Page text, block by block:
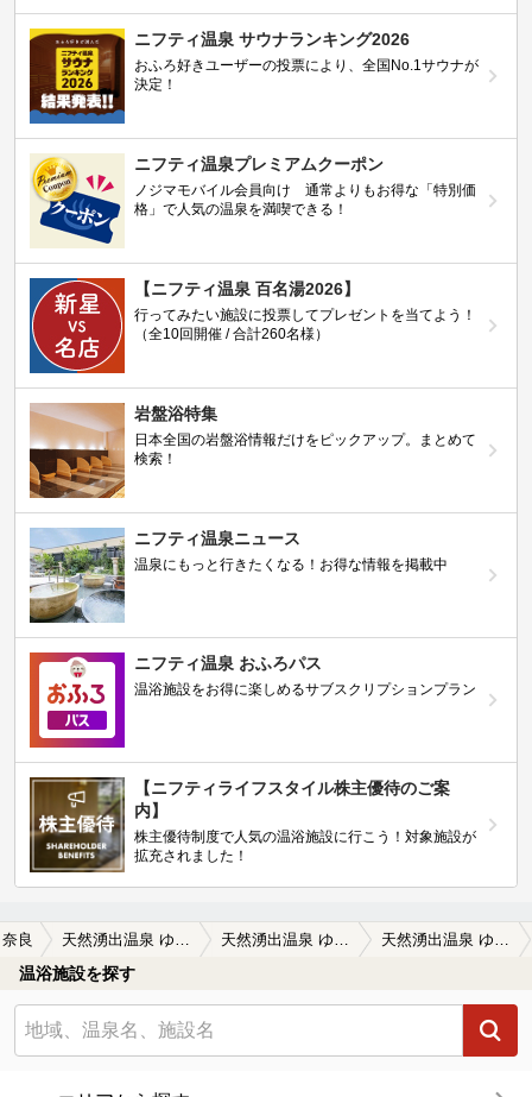
ニフティ温泉 サウナランキング2026
おふろ好きユーザーの投票により、全国No.1サウナが
決定！
ニフティ温泉プレミアムクーポン
ノジマモバイル会員向け 通常よりもお得な「特別価
格」で人気の温泉を満喫できる！
【ニフティ温泉 百名湯2026】
行ってみたい施設に投票してプレゼントを当てよう！
（全10回開催 / 合計260名様）
岩盤浴特集
日本全国の岩盤浴情報だけをピックアップ。まとめて
検索！
ニフティ温泉ニュース
温泉にもっと行きたくなる！お得な情報を掲載中
ニフティ温泉 おふろパス
温浴施設をお得に楽しめるサブスクリプションプラン
【ニフティライフスタイル株主優待のご案
内】
株主優待制度で人気の温浴施設に行こう！対象施設が
拡充されました！
奈良 天然湧出温泉 ゆららの湯 奈良店 天然湧出温泉 ゆららの湯 奈良店の口コミ一覧 天然湧出温泉 ゆららの湯 奈良店の口コミ 入浴後に「焼き鮭定食」を食事しました…
温浴施設を探す